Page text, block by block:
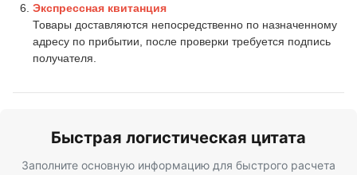
Экспрессная квитанция
Товары доставляются непосредственно по назначенному
адресу по прибытии, после проверки требуется подпись
получателя.
Быстрая логистическая цитата
Заполните основную информацию для быстрого расчета